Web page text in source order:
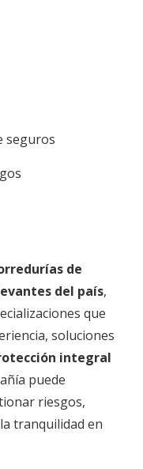
seguros
de
del país,
que
soluciones
integral
puede
riesgos,
tranquilidad en